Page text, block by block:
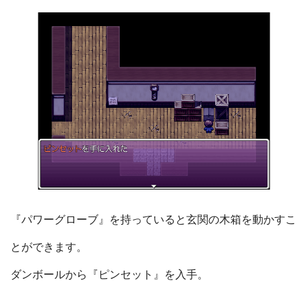
『パワーグローブ』を持っていると玄関の木箱を動かすこ
とができます。
ダンボールから『ピンセット』を入手。